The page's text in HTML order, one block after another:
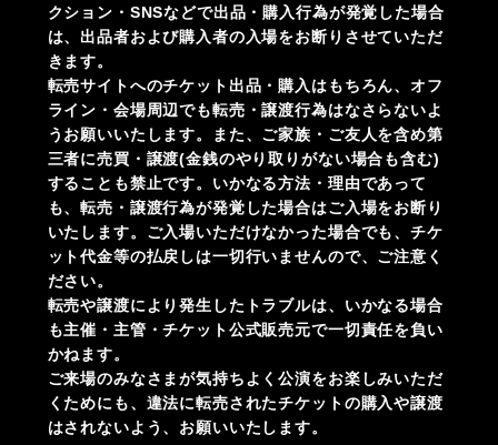
クション・SNSなどで出品・購入行為が発覚した場合
は、出品者および購入者の入場をお断りさせていただ
きます。
転売サイトへのチケット出品・購入はもちろん、オフ
ライン・会場周辺でも転売・譲渡行為はなさらないよ
うお願いいたします。また、ご家族・ご友人を含め第
三者に売買・譲渡(金銭のやり取りがない場合も含む)
することも禁止です。いかなる方法・理由であって
も、転売・譲渡行為が発覚した場合はご入場をお断り
いたします。ご入場いただけなかった場合でも、チケ
ット代金等の払戻しは一切行いませんので、ご注意く
ださい。
転売や譲渡により発生したトラブルは、いかなる場合
も主催・主管・チケット公式販売元で一切責任を負い
かねます。
ご来場のみなさまが気持ちよく公演をお楽しみいただ
くためにも、違法に転売されたチケットの購入や譲渡
はされないよう、お願いいたします。